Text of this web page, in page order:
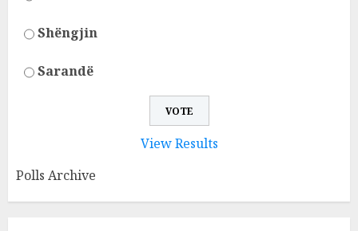
Shëngjin
Sarandë
View Results
Polls Archive